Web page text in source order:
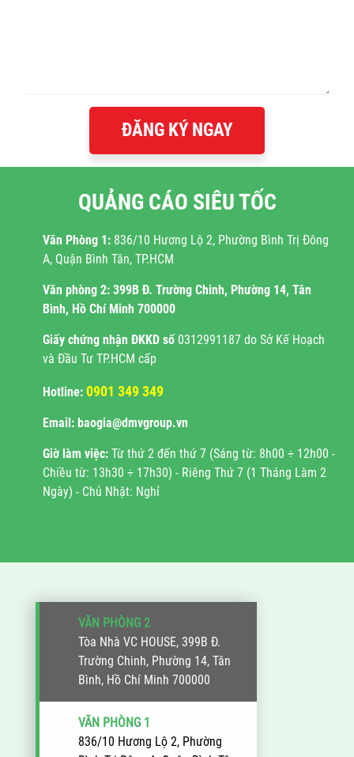
QUẢNG CÁO SIÊU TỐC
Văn Phòng 1: 836/10 Hương Lộ 2, Phường Bình Trị Đông
A, Quận Bình Tân, TP.HCM
Văn phòng 2: 399B Đ. Trường Chinh, Phường 14, Tân
Bình, Hồ Chí Minh 700000
Giấy chứng nhận ĐKKD số 0312991187 do Sở Kế Hoạch
và Đầu Tư TP.HCM cấp
Hotline: 0901 349 349
Email: baogia@dmvgroup.vn
Giờ làm việc: Từ thứ 2 đến thứ 7 (Sáng từ: 8h00 ÷ 12h00 -
Chiều từ: 13h30 ÷ 17h30) - Riêng Thứ 7 (1 Tháng Làm 2
Ngày) - Chủ Nhật: Nghỉ
ĐĂNG KÝ NGAY
VĂN PHÒNG 2
Tòa Nhà VC HOUSE, 399B Đ.
Trường Chinh, Phường 14, Tân
Bình, Hồ Chí Minh 700000
VĂN PHÒNG 1
836/10 Hương Lộ 2, Phường